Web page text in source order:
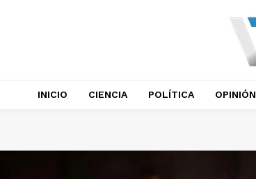
INICIO CIENCIA POLÍTICA OPINIÓN